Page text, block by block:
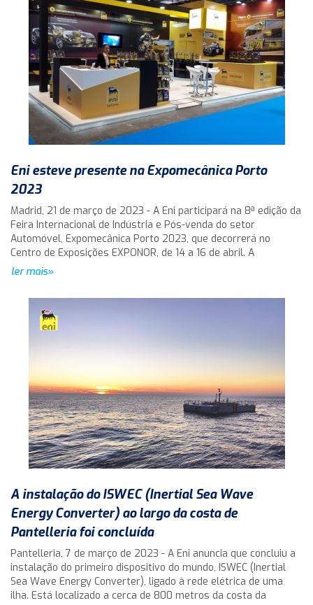
Eni esteve presente na Expomecânica Porto
2023
Madrid, 21 de março de 2023 - A Eni participará na 8ª edição da
Feira Internacional de Indústria e Pós-venda do setor
Automóvel, Expomecânica Porto 2023, que decorrerá no
Centro de Exposições EXPONOR, de 14 a 16 de abril. A
ler mais»
A instalação do ISWEC (Inertial Sea Wave
Energy Converter) ao largo da costa de
Pantelleria foi concluída
Pantelleria, 7 de março de 2023 - A Eni anuncia que concluiu a
instalação do primeiro dispositivo do mundo, ISWEC (Inertial
Sea Wave Energy Converter), ligado à rede elétrica de uma
ilha. Está localizado a cerca de 800 metros da costa da